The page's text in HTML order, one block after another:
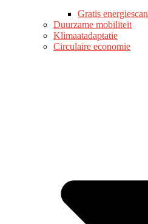
Gratis energiescan
Duurzame mobiliteit
Klimaatadaptatie
Circulaire economie